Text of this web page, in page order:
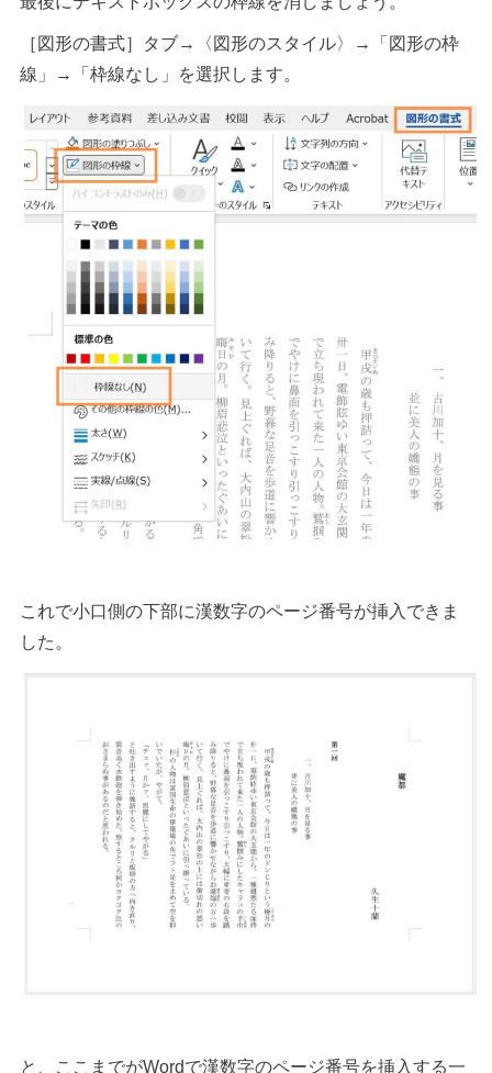
［図形の書式］タブ→〈図形のスタイル〉→「図形の枠
線」→「枠線なし」を選択します。
これで小口側の下部に漢数字のページ番号が挿入できま
した。
と、ここまでがWordで漢数字のページ番号を挿入する一